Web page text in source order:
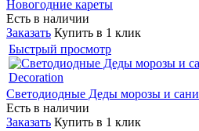
Новогодние кареты
Есть в наличии
Заказать Купить в 1 клик
Быстрый просмотр
Светодиодные Деды морозы и сани
Есть в наличии
Заказать Купить в 1 клик